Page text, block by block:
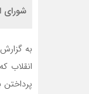
شورای
به